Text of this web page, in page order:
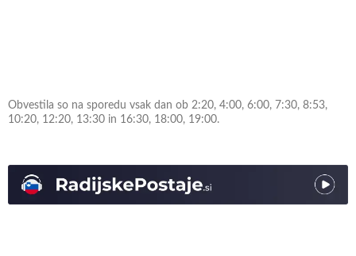
Obvestila so na sporedu vsak dan ob 2:20, 4:00, 6:00, 7:30, 8:53,
10:20, 12:20, 13:30 in 16:30, 18:00, 19:00.